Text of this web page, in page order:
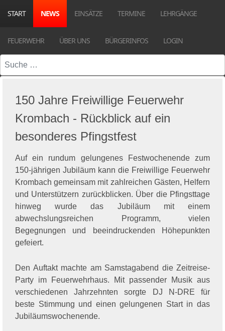
START NEWS EINSÄTZE TERMINE LEHRGÄNGE
FEUERWEHR ÜBER UNS BÜRGERINFOS LOGIN
Suchen
150 Jahre Freiwillige Feuerwehr
Krombach - Rückblick auf ein
besonderes Pfingstfest
Auf ein rundum gelungenes Festwochenende zum
150-jährigen Jubiläum kann die Freiwillige Feuerwehr
Krombach gemeinsam mit zahlreichen Gästen, Helfern
und Unterstützern zurückblicken. Über die Pfingsttage
hinweg wurde das Jubiläum mit einem
abwechslungsreichen Programm, vielen
Begegnungen und beeindruckenden Höhepunkten
gefeiert.
Den Auftakt machte am Samstagabend die Zeitreise-
Party im Feuerwehrhaus. Mit passender Musik aus
verschiedenen Jahrzehnten sorgte DJ N-DRE für
beste Stimmung und einen gelungenen Start in das
Jubiläumswochenende.